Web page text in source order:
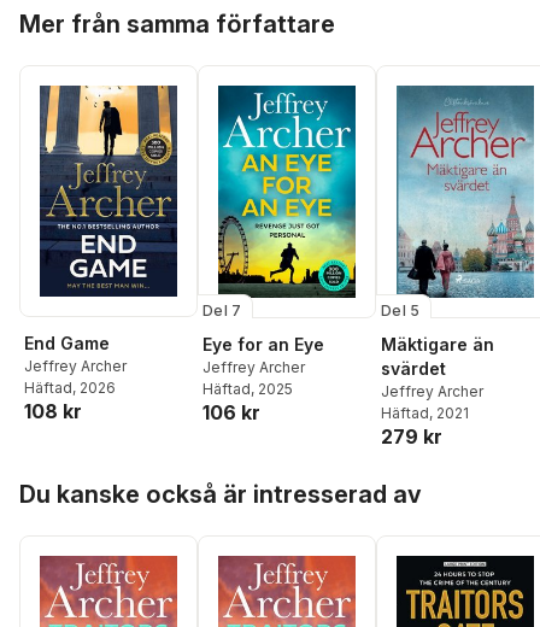
Mer från samma författare
End Game
Jeffrey Archer
Häftad, 2026
108 kr
Del 7
Eye for an Eye
Jeffrey Archer
Häftad, 2025
106 kr
Del 5
Mäktigare än
svärdet
Jeffrey Archer
Häftad, 2021
279 kr
Du kanske också är intresserad av